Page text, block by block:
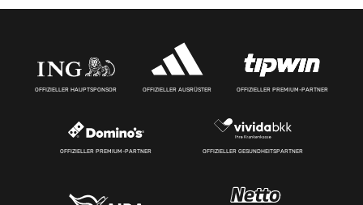
OFFIZIELLER HAUPTSPONSOR OFFIZIELLER AUSRÜSTER OFFIZIELLER PREMIUM-PARTNER
OFFIZIELLER PREMIUM-PARTNER OFFIZIELLER GESUNDHEITSPARTNER